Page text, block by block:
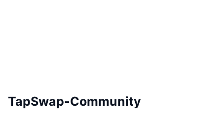
TapSwap-Community